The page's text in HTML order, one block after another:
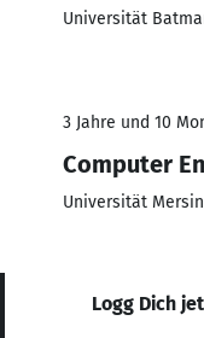
Universität
3 Jahre und 10
Computer
Universität Mersin
Logg Dich